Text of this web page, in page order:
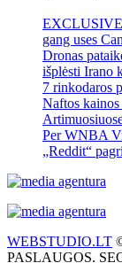
gang uses
Dronas
išplėsti Irano
7 rinkodaros
Naftos
Per WNBA
„Reddit“
WEBSTUDIO.LT
PASLAUGOS.